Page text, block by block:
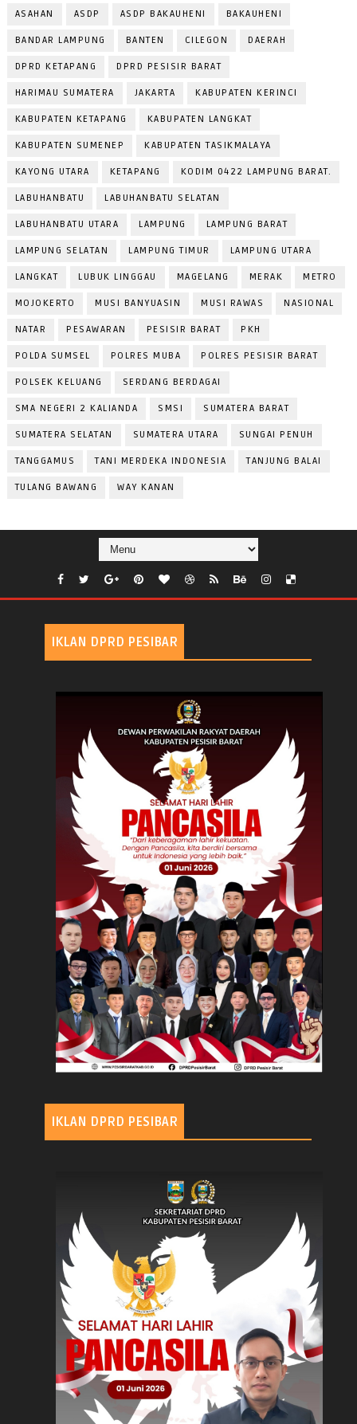
ASAHAN ASDP ASDP BAKAUHENI BAKAUHENI
BANDAR LAMPUNG BANTEN CILEGON DAERAH
DPRD KETAPANG DPRD PESISIR BARAT
HARIMAU SUMATERA JAKARTA KABUPATEN KERINCI
KABUPATEN KETAPANG KABUPATEN LANGKAT
KABUPATEN SUMENEP KABUPATEN TASIKMALAYA
KAYONG UTARA KETAPANG KODIM 0422 LAMPUNG BARAT.
LABUHANBATU LABUHANBATU SELATAN
LABUHANBATU UTARA LAMPUNG LAMPUNG BARAT
LAMPUNG SELATAN LAMPUNG TIMUR LAMPUNG UTARA
LANGKAT LUBUK LINGGAU MAGELANG MERAK METRO
MOJOKERTO MUSI BANYUASIN MUSI RAWAS NASIONAL
NATAR PESAWARAN PESISIR BARAT PKH
POLDA SUMSEL POLRES MUBA POLRES PESISIR BARAT
POLSEK KELUANG SERDANG BERDAGAI
SMA NEGERI 2 KALIANDA SMSI SUMATERA BARAT
SUMATERA SELATAN SUMATERA UTARA SUNGAI PENUH
TANGGAMUS TANI MERDEKA INDONESIA TANJUNG BALAI
TULANG BAWANG WAY KANAN
IKLAN DPRD PESIBAR
IKLAN DPRD PESIBAR